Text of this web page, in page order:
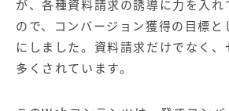
が、各種資料請求の誘導に力を入
ので、コンバージョン獲得の目標と
にしました。資料請求だけでなく、
多くされています。